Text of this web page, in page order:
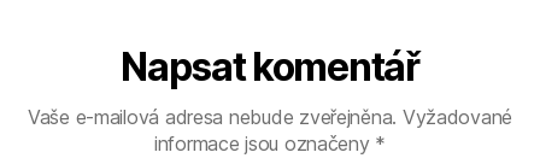
Napsat komentář
Vaše e-mailová adresa nebude zveřejněna. Vyžadované
informace jsou označeny *